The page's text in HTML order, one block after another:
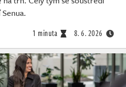
1 minuta 8. 6. 2026